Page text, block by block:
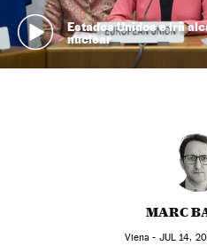
Estados Unidos e Irã
nuclear
MARC
Viena - JUL 14,